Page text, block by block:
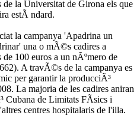
la Universitat de Girona els que
estÃ ndard.
la campanya 'Apadrina un
una o mÃ©s cadires a
100 euros a un nÃºmero de
A travÃ©s de la campanya es
per garantir la producciÃ³
La majoria de les cadires aniran
Cubana de Limitats FÃ­sics i
centres hospitalaris de l'illa.